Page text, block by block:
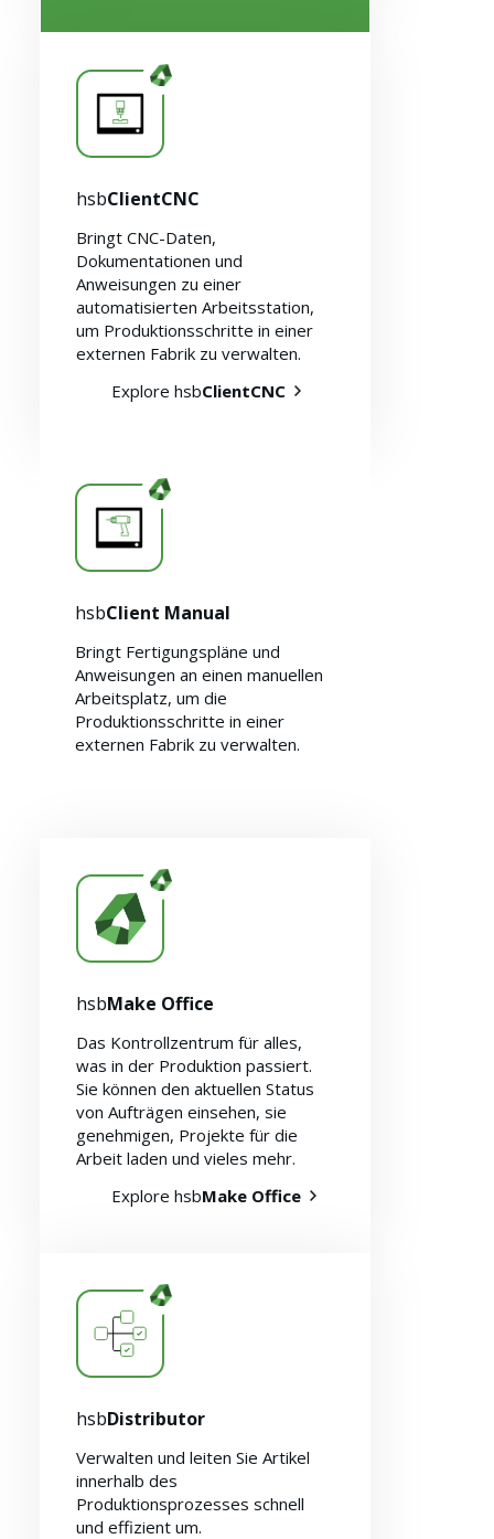
hsbClientCNC
Bringt CNC-Daten,
Dokumentationen und
Anweisungen zu einer
automatisierten Arbeitsstation,
um Produktionsschritte in einer
externen Fabrik zu verwalten.
Explore hsbClientCNC
hsbClient Manual
Bringt Fertigungspläne und
Anweisungen an einen manuellen
Arbeitsplatz, um die
Produktionsschritte in einer
externen Fabrik zu verwalten.
hsbMake Office
Das Kontrollzentrum für alles,
was in der Produktion passiert.
Sie können den aktuellen Status
von Aufträgen einsehen, sie
genehmigen, Projekte für die
Arbeit laden und vieles mehr.
Explore hsbMake Office
hsbDistributor
Verwalten und leiten Sie Artikel
innerhalb des
Produktionsprozesses schnell
und effizient um.